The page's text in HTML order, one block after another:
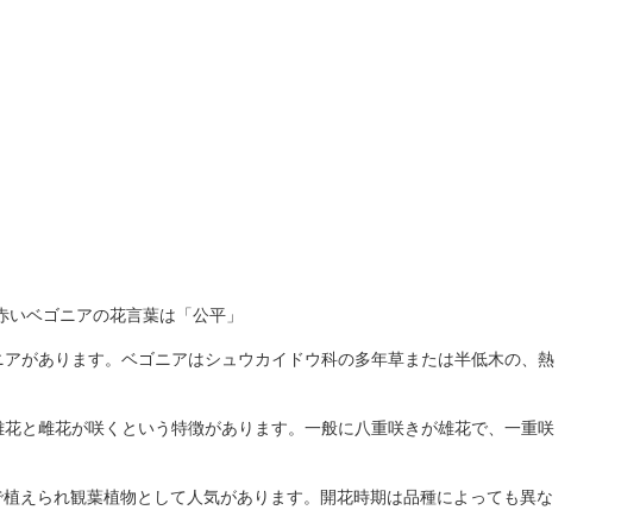
いベゴニアの花言葉は「公平」
があります。ベゴニアはシュウカイドウ科の多年草または半低木の、熱
と雌花が咲くという特徴があります。一般に八重咲きが雄花で、一重咲
えられ観葉植物として人気があります。開花時期は品種によっても異な